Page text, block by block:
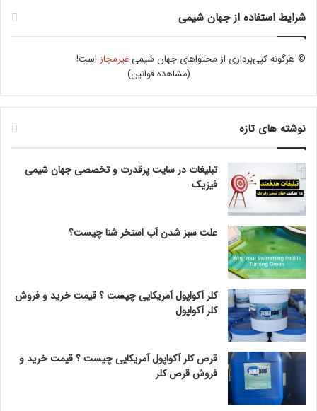
شرایط استفاده از جهان شیمی
© هرگونه کپی‌برداری از محتواهای جهان شیمیغیرمجاز است!
(مشاهده قوانین)
نوشته های تازه
تبلیغات در سایت پرقدرت و تخصصی جهان شیمی
فیزیک
علت سبز شدن آب استخر شنا چیست؟
کلر آکواپول آمریکایی چیست ؟ قیمت خرید و فروش
کلر آکواپول
قرص کلر آکواپول آمریکایی چیست ؟ قیمت خرید و
فروش قرص کلر